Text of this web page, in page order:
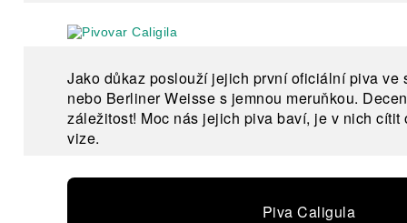
Jako důkaz poslouží jejich první oficiální piva ve
nebo Berliner Weisse s jemnou meruňkou.
záležitost! Moc nás jejich piva baví, je v nich cítit
vize.
Piva Caligula